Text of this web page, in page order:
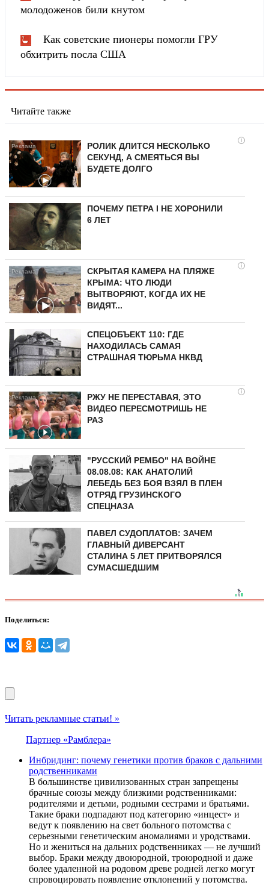
молодоженов били кнутом
Как советские пионеры помогли ГРУ
обхитрить посла США
Читайте также
i
РОЛИК ДЛИТСЯ НЕСКОЛЬКО
СЕКУНД, А СМЕЯТЬСЯ ВЫ
БУДЕТЕ ДОЛГО
ПОЧЕМУ ПЕТРА I НЕ ХОРОНИЛИ
6 ЛЕТ
i
СКРЫТАЯ КАМЕРА НА ПЛЯЖЕ
КРЫМА: ЧТО ЛЮДИ
ВЫТВОРЯЮТ, КОГДА ИХ НЕ
ВИДЯТ...
СПЕЦОБЪЕКТ 110: ГДЕ
НАХОДИЛАСЬ САМАЯ
СТРАШНАЯ ТЮРЬМА НКВД
i
РЖУ НЕ ПЕРЕСТАВАЯ, ЭТО
ВИДЕО ПЕРЕСМОТРИШЬ НЕ
РАЗ
"РУССКИЙ РЕМБО" НА ВОЙНЕ
08.08.08: КАК АНАТОЛИЙ
ЛЕБЕДЬ БЕЗ БОЯ ВЗЯЛ В ПЛЕН
ОТРЯД ГРУЗИНСКОГО
СПЕЦНАЗА
ПАВЕЛ СУДОПЛАТОВ: ЗАЧЕМ
ГЛАВНЫЙ ДИВЕРСАНТ
СТАЛИНА 5 ЛЕТ ПРИТВОРЯЛСЯ
СУМАСШЕДШИМ
Поделиться:
Читать рекламные статьи! »
Партнер «Рамблера»
Инбридинг: почему генетики против браков с дальними
родственниками
В большинстве цивилизованных стран запрещены
брачные союзы между близкими родственниками:
родителями и детьми, родными сестрами и братьями.
Такие браки подпадают под категорию «инцест» и
ведут к появлению на свет больного потомства с
серьезными генетическим аномалиями и уродствами.
Но и жениться на дальних родственниках — не лучший
выбор. Браки между двоюродной, троюродной и даже
более удаленной на родовом древе родней легко могут
спровоцировать появление отклонений у потомства.